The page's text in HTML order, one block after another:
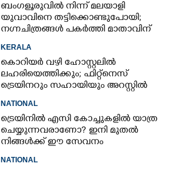
ബംഗളൂരുവിൽ നിന്ന് മലയാളി
യുവാവിനെ തട്ടിക്കൊണ്ടുപോയി;
നഗ്നചിത്രങ്ങൾ പകർത്തി മാതാവിന്
KERALA
കൊറിയർ വഴി ഹോസ്റ്റലിൽ
ലഹരിയെത്തിക്കും; ഫിറ്റ്‌നെസ്
ട്രെയിനറും സഹായിയും അറസ്റ്റിൽ
NATIONAL
ട്രെയിനിൽ എസി കോച്ചുകളിൽ യാത്ര
ചെയ്യുന്നവരാണോ? ഇനി മുതൽ
നിങ്ങൾക്ക് ഈ സേവനം
NATIONAL